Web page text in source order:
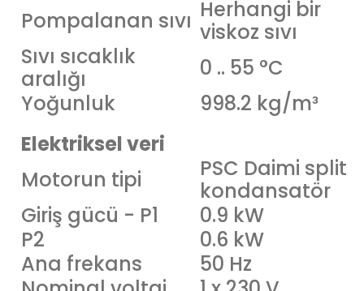
Pompalanan sıvı Herhangi bir
viskoz sıvı
Sıvı sıcaklık
aralığı
0 .. 55 °C
Yoğunluk
998.2 kg/m³
Elektriksel veri
Motorun tipi
PSC Daimi split
kondansatör
Giriş gücü - P1
0.9 kW
P2
0.6 kW
Ana frekans
50 Hz